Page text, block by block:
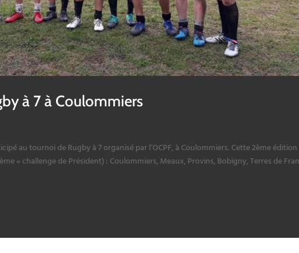
à 7 à Coulommiers
au tournoi de Rugby à 7 organisé par l’OCPF, à Coulommiers. Cette 2ème
« challenge de Président) : Coulommiers, Meaux, Provins, Bobigny, Terres de